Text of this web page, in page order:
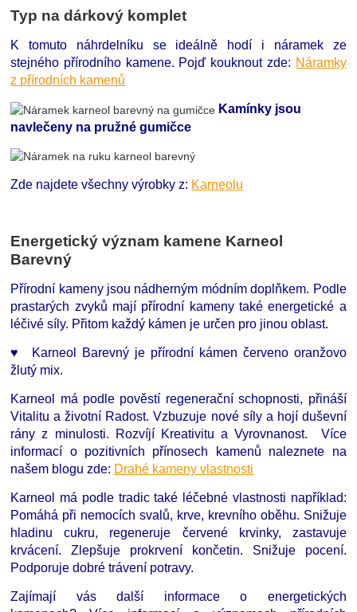
Typ na dárkový komplet
K tomuto náhrdelníku se ideálně hodí i náramek ze
stejného přírodního kamene. Pojď kouknout zde: Náramky
z přírodních kamenů
Kamínky jsou
navlečeny na pružné gumičce
Zde najdete všechny výrobky z: Karneolu
Energetický význam kamene Karneol
Barevný
Přírodní kameny jsou nádherným módním doplňkem. Podle
prastarých zvyků mají přírodní kameny také energetické a
léčivé síly. Přitom každý kámen je určen pro jinou oblast.
♥ Karneol Barevný je přírodní kámen červeno oranžovo
žlutý mix.
Karneol má podle pověstí regenerační schopnosti, přináší
Vitalitu a životní Radost. Vzbuzuje nové síly a hojí duševní
rány z minulosti. Rozvíjí Kreativitu a Vyrovnanost. Více
informací o pozitivních přínosech kamenů naleznete na
našem blogu zde: Drahé kameny vlastnosti
Karneol má podle tradic také léčebné vlastnosti například:
Pomáhá při nemocích svalů, krve, krevního oběhu. Snižuje
hladinu cukru, regeneruje červené krvinky, zastavuje
krvácení. Zlepšuje prokrvení končetin. Snižuje pocení.
Podporuje dobré trávení potravy.
Zajímají vás další informace o energetických